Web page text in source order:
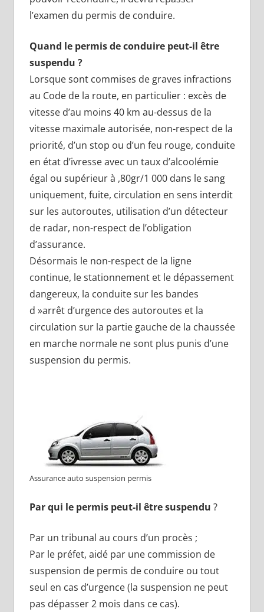
l’examen du permis de conduire.
Quand le permis de conduire peut-il être
suspendu ?
Lorsque sont commises de graves infractions
au Code de la route, en particulier : excès de
vitesse d’au moins 40 km au-dessus de la
vitesse maximale autorisée, non-respect de la
priorité, d’un stop ou d’un feu rouge, conduite
en état d’ivresse avec un taux d’alcoolémie
égal ou supérieur à ,80gr/1 000 dans le sang
uniquement, fuite, circulation en sens interdit
sur les autoroutes, utilisation d’un détecteur
de radar, non-respect de l’obligation
d’assurance.
Désormais le non-respect de la ligne
continue, le stationnement et le dépassement
dangereux, la conduite sur les bandes
d »arrêt d’urgence des autoroutes et la
circulation sur la partie gauche de la chaussée
en marche normale ne sont plus punis d’une
suspension du permis.
Assurance auto suspension permis
Par qui le permis peut-il être suspendu ?
Par un tribunal au cours d’un procès ;
Par le préfet, aidé par une commission de
suspension de permis de conduire ou tout
seul en cas d’urgence (la suspension ne peut
pas dépasser 2 mois dans ce cas).